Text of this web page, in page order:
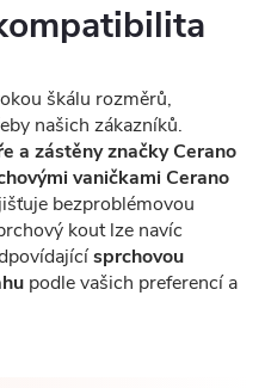
škálu rozměrů,
našich zákazníků.
a zástěny značky Cerano
vaničkami Cerano
bezproblémovou
kout lze navíc
sprchovou
podle vašich preferencí a